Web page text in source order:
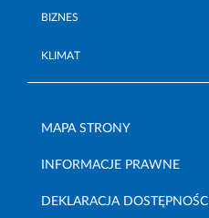
BIZNES
KLIMAT
MAPA STRONY
INFORMACJE PRAWNE
DEKLARACJA DOSTĘPNOŚCI